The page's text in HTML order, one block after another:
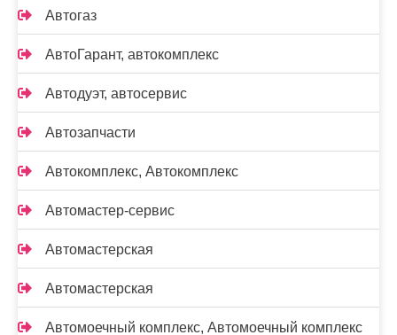
Автогаз
АвтоГарант, автокомплекс
Автодуэт, автосервис
Автозапчасти
Автокомплекс, Автокомплекс
Автомастер-сервис
Автомастерская
Автомастерская
Автомоечный комплекс, Автомоечный комплекс